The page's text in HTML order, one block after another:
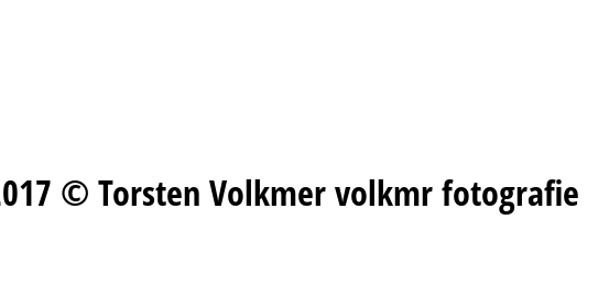
© Torsten Volkmer volkmr fotografie